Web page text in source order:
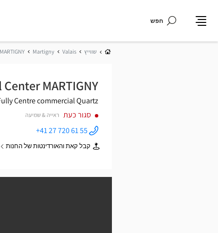
חפש
בית שווייץ Valais
Martigny
MARTIGNY
MARTIGNY
Centre commercial Quartz
סגור כעת ראייה & שמיעה
התקשר
לחנות
Optical
+41 27 720 61 55
קבל קאת והאורדינטות של החנות של